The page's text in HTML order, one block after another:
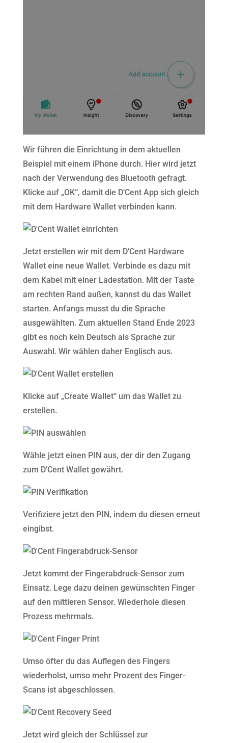
Wir führen die Einrichtung in dem aktuellen
Beispiel mit einem iPhone durch. Hier wird jetzt
nach der Verwendung des Bluetooth gefragt.
Klicke auf „OK“, damit die D’Cent App sich gleich
mit dem Hardware Wallet verbinden kann.
Jetzt erstellen wir mit dem D’Cent Hardware
Wallet eine neue Wallet. Verbinde es dazu mit
dem Kabel mit einer Ladestation. Mit der Taste
am rechten Rand außen, kannst du das Wallet
starten. Anfangs musst du die Sprache
ausgewählten. Zum aktuellen Stand Ende 2023
gibt es noch kein Deutsch als Sprache zur
Auswahl. Wir wählen daher Englisch aus.
Klicke auf „Create Wallet“ um das Wallet zu
erstellen.
Wähle jetzt einen PIN aus, der dir den Zugang
zum D’Cent Wallet gewährt.
Verifiziere jetzt den PIN, indem du diesen erneut
eingibst.
Jetzt kommt der Fingerabdruck-Sensor zum
Einsatz. Lege dazu deinen gewünschten Finger
auf den mittleren Sensor. Wiederhole diesen
Prozess mehrmals.
Umso öfter du das Auflegen des Fingers
wiederholst, umso mehr Prozent des Finger-
Scans ist abgeschlossen.
Jetzt wird gleich der Schlüssel zur